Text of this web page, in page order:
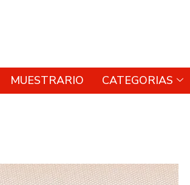
MUESTRARIO CATEGORIAS